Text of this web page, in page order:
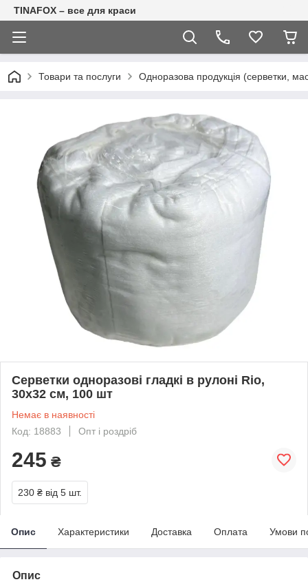
TINAFOX – все для краси
Товари та послуги Одноразова продукція (серветки,
Серветки одноразові гладкі в рулоні Rio,
30х32 см, 100 шт
Немає в наявності
Код: 18883
Опт і роздріб
245 ₴
230 ₴ від 5 шт.
Опис Характеристики Доставка Оплата Умови
Опис